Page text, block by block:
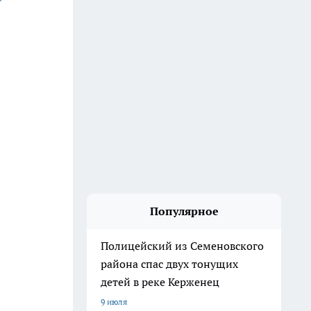
Популярное
Полицейский из Семеновского
района спас двух тонущих
детей в реке Керженец
9 июля